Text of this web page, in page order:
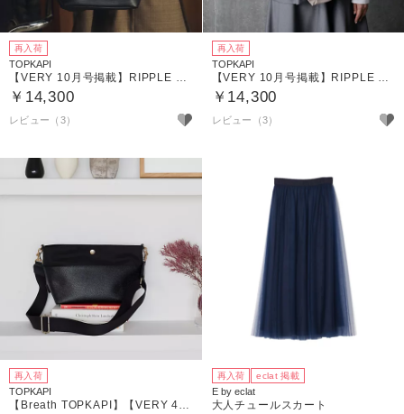
再入荷
TOPKAPI
【VERY 10月号掲載】RIPPLE リプル ミニショルダー バッグ
￥14,300
レビュー（3）
再入荷
TOPKAPI
【VERY 10月号掲載】RIPPLE リプル ミニショルダー バッグ
￥14,300
レビュー（3）
再入荷
TOPKAPI
再入荷 eclat 掲載
E by eclat
大人チュールスカート